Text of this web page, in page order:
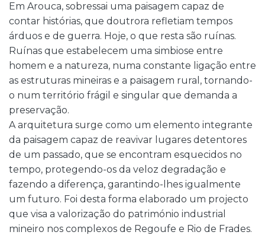
Em Arouca, sobressai uma paisagem capaz de
contar histórias, que doutrora refletiam tempos
árduos e de guerra. Hoje, o que resta são ruínas.
Ruínas que estabelecem uma simbiose entre
homem e a natureza, numa constante ligação entre
as estruturas mineiras e a paisagem rural, tornando-
o num território frágil e singular que demanda a
preservação.
A arquitetura surge como um elemento integrante
da paisagem capaz de reavivar lugares detentores
de um passado, que se encontram esquecidos no
tempo, protegendo-os da veloz degradação e
fazendo a diferença, garantindo-lhes igualmente
um futuro. Foi desta forma elaborado um projecto
que visa a valorização do património industrial
mineiro nos complexos de Regoufe e Rio de Frades.